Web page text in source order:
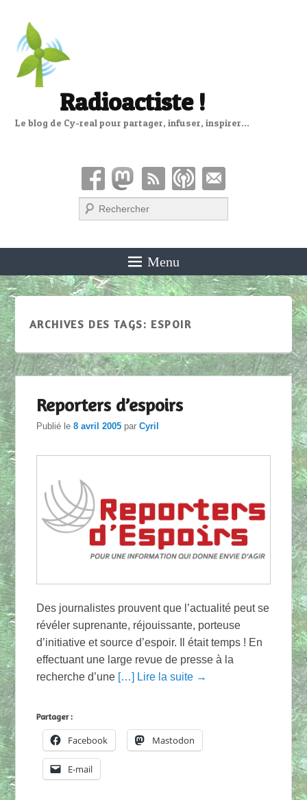
Radioactiste !
Le blog de Cy-real pour partager, infuser, inspirer…
Recherche
Menu
ARCHIVES DES TAGS: ESPOIR
Reporters d’espoirs
Publié le8 avril 2005 parCyril
Des journalistes prouvent que l’actualité peut se
révéler suprenante, réjouissante, porteuse
d’initiative et source d’espoir. Il était temps ! En
effectuant une large revue de presse à la
recherche d’une […] Lire la suite →
Partager :
Facebook Mastodon
E-mail